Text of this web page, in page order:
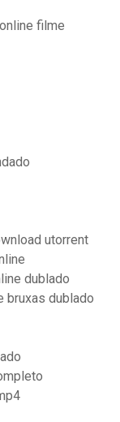
filme
utorrent
dublado
bruxas dublado